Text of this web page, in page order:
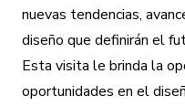
nuevas tendencias,
diseño que definirán el
Esta visita le brinda la
oportunidades en el